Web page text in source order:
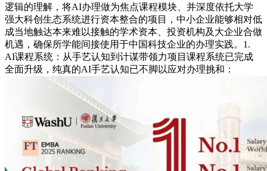
逻辑的理解，将AI办理做为焦点课程模块、并深度依托大学
强大科创生态系统进行资本整合的项目，中小企业能够相对低
成当地触达本来难以接触的学术资本、投资机构及大企业合做
机遇，确保所学能间接使用于中国科技企业的办理实践。1.
AI课程系统：从手艺认知到计谋带领力项目课程系统已完成
全面升级，纯真的AI手艺认知已不脚以应对办理挑和：